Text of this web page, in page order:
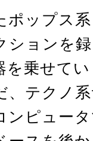
ポップス
ションを
を乗せて
、テクノ
ンピュー